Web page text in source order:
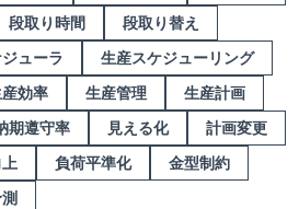
段取り時間
段取り替え
ューラ
生産スケジューリング
効率 生産管理
生産計画
期遵守率 見える化
計画変更
負荷平準化
金型制約